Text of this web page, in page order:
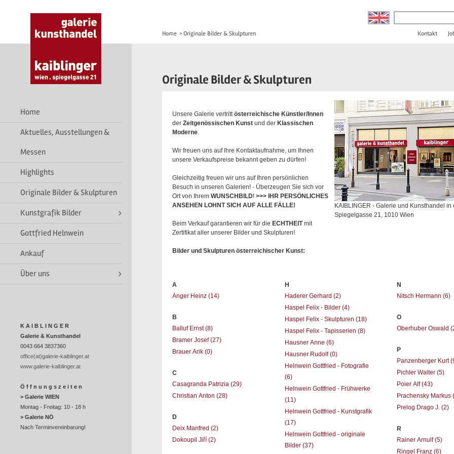
Home
Aktuelles, Ausstellungen &
Messen
Highlights
Originale Bilder & Skulpturen
Kunstgrafik Bilder
Gottfried Helnwein
Ankauf
Über uns
K A I B L I N G E R
Galerie & Kunsthandel
0043 664 3837360
office(at)galerie-kaiblinger.at
www.galerie-kaiblinger.at
Ö f f n u n g s z e i t e n
> Galerie WIEN
Montag - Freitag: 10 - 18 h
> Galerie NÖ
Nach Terminvereinbarung!
Home > Originale Bilder & Skulpturen Kontakt
Originale Bilder & Skulpturen
KAIBLINGER - Galerie und Kunsthandel in
Spiegelgasse 21, 1010 Wien
Unsere Galerie vertrittösterreichische Künstler/Innen
der Zeitgenössischen Kunst und der Klassischen
Moderne.
Wir freuen uns auf Ihre Kontaktaufnahme, um Ihnen
unsere Verkaufspreise bekannt geben zu dürfen!
Gleichzeitig freuen wir uns auf Ihren persönlichen
Besuch in unseren Galerien! - Überzeugen Sie sich vor
Ort von Ihrem WUNSCHBILD! >>> IHR PERSÖNLICHES
ANSEHEN LOHNT SICH AUF ALLE FÄLLE!
Beim Verkauf garantieren wir für die ECHTHEITmit
Zertifikat aller unserer Bilder und Skulpturen!
Bilder und Skulpturen österreichischer Kunst:
A
Anger Heinz (14)
B
Balluf Ernst(8)
Bramer Josef(27)
Brauer Arik (0)
C
Casagranda Patrizia (29)
Christian Anton (28)
D
Deix Manfred (2)
Dokoupil Jiří (2)
H
Haderer Gerhard (2)
Haspel Felix - Bilder (4)
Haspel Felix - Skulpturen (18)
Haspel Felix - Tapisserien (8)
Hausner Anne (6)
Hausner Rudolf(0)
Helnwein Gottfried - Fotografie
(6)
Helnwein Gottfried - Frühwerke
(11)
Helnwein Gottfried - Kunstgrafik
(17)
Helnwein Gottfried - originale
Bilder (37)
N
Nitsch Hermann(6)
O
Oberhuber Oswald
P
Panzenberger Kurt
Pichler Walter(5)
Poier Alf(43)
Prachensky Markus
Prelog Drago J.(2)
R
Rainer Arnulf(5)
Ringel Franz(6)